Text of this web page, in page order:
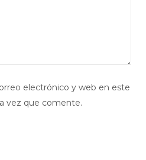
electrónico y web en este
vez que comente.